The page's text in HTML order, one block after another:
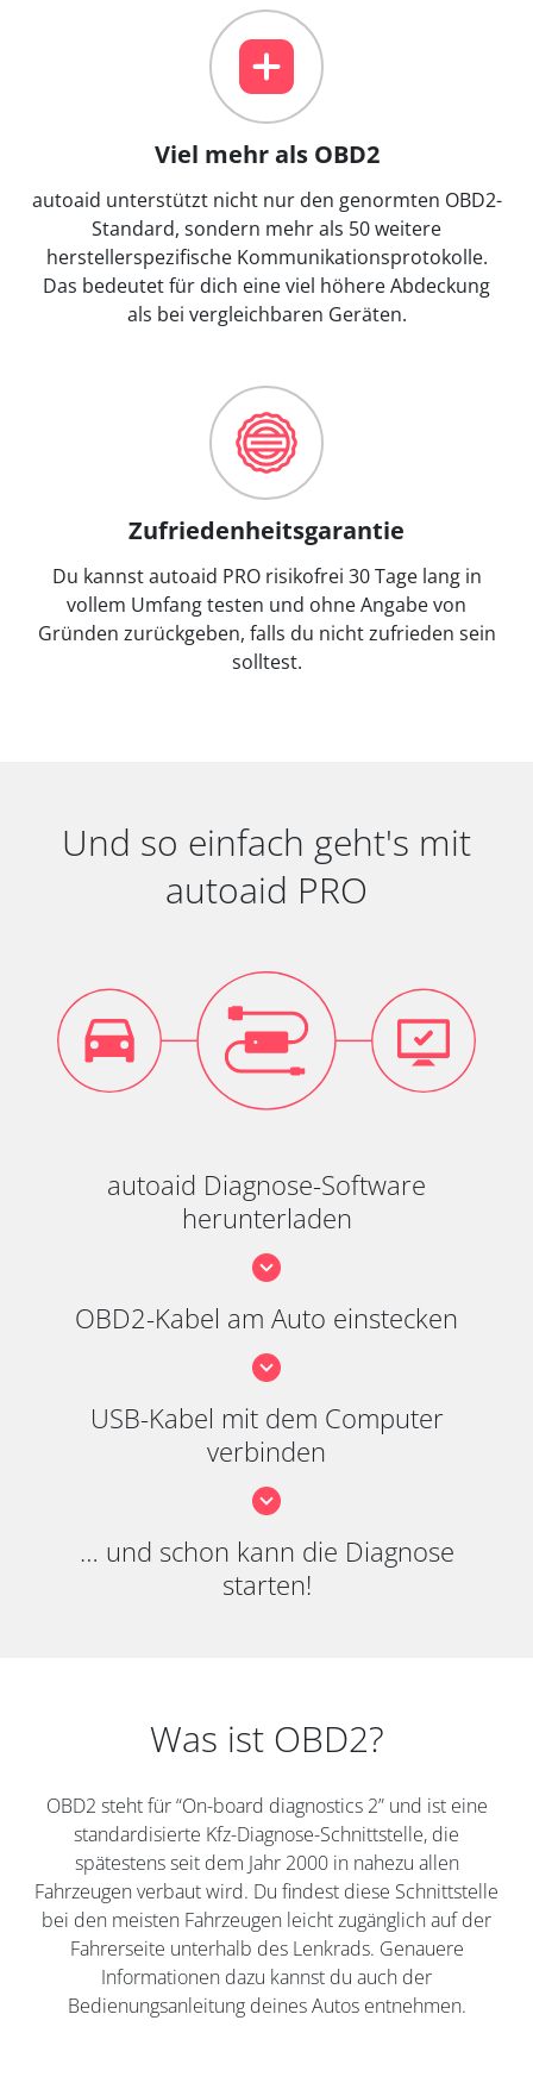
Viel mehr als OBD2
autoaid unterstützt nicht nur den genormten OBD2-
Standard, sondern mehr als 50 weitere
herstellerspezifische Kommunikationsprotokolle.
Das bedeutet für dich eine viel höhere Abdeckung
als bei vergleichbaren Geräten.
Zufriedenheitsgarantie
Du kannst autoaid PRO risikofrei 30 Tage lang in
vollem Umfang testen und ohne Angabe von
Gründen zurückgeben, falls du nicht zufrieden sein
solltest.
Und so einfach geht's mit
autoaid PRO
autoaid Diagnose-Software
herunterladen
OBD2-Kabel am Auto einstecken
USB-Kabel mit dem Computer
verbinden
… und schon kann die Diagnose
starten!
Was ist OBD2?
OBD2 steht für “On-board diagnostics 2” und ist eine
standardisierte Kfz-Diagnose-Schnittstelle, die
spätestens seit dem Jahr 2000 in nahezu allen
Fahrzeugen verbaut wird. Du findest diese Schnittstelle
bei den meisten Fahrzeugen leicht zugänglich auf der
Fahrerseite unterhalb des Lenkrads. Genauere
Informationen dazu kannst du auch der
Bedienungsanleitung deines Autos entnehmen.